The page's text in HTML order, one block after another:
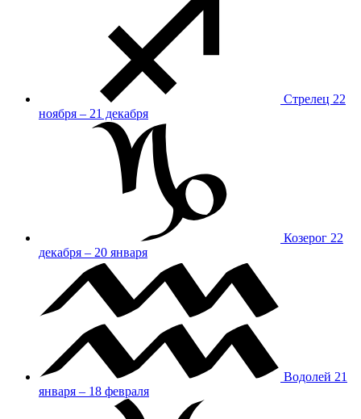
Стрелец 22
ноября – 21 декабря
Козерог 22
декабря – 20 января
Водолей 21
января – 18 февраля